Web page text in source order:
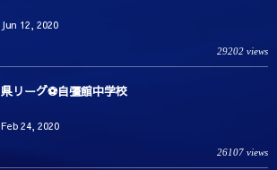
Jun 12, 2020
29202 views
県リーグ⚽️自彊館中学校
Feb 24, 2020
26107 views